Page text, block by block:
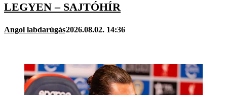
LEGYEN – SAJTÓHÍR
Angol labdarúgás2026.08.02. 14:36